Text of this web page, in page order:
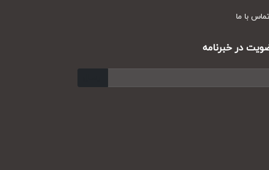
با ما
در خبرنامه